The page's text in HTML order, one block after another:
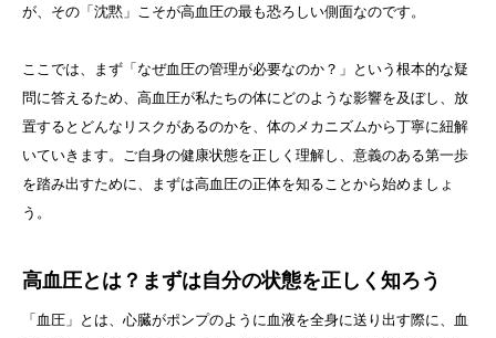
が、その「沈黙」こそが高血圧の最も恐ろしい側面なのです。
ここでは、まず「なぜ血圧の管理が必要なのか？」という根本的な疑
問に答えるため、高血圧が私たちの体にどのような影響を及ぼし、放
置するとどんなリスクがあるのかを、体のメカニズムから丁寧に紐解
いていきます。ご自身の健康状態を正しく理解し、意義のある第一歩
を踏み出すために、まずは高血圧の正体を知ることから始めましょ
う。
高血圧とは？まずは自分の状態を正しく知ろう
「血圧」とは、心臓がポンプのように血液を全身に送り出す際に、血